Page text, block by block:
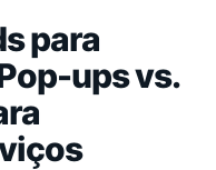
para
ups vs.